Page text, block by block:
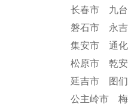
长春市 九
磐石市 永
集安市 通
松原市 乾
延吉市 图
公主岭市